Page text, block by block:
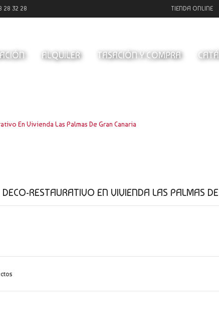
28 32 28 TIENDA ONLINE
ALQUILER TASACIÓN Y COMPRA
En Vivienda Las Palmas De Gran Canaria
RESTAURATIVO EN VIVIENDA LAS PALMAS